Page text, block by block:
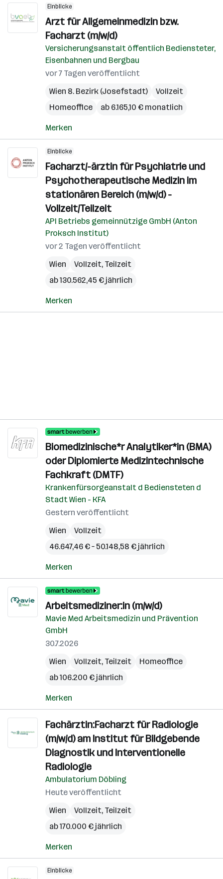
Einblicke
Arzt für Allgemeinmedizin bzw.
Facharzt (m/w/d)
Versicherungsanstalt öffentlich Bediensteter,
Eisenbahnen und Bergbau
vor 7 Tagen veröffentlicht
Wien 8. Bezirk (Josefstadt)
Vollzeit
Homeoffice
ab 6.165,10 € monatlich
Merken
Einblicke
Facharzt/-ärztin für Psychiatrie und
Psychotherapeutische Medizin im
stationären Bereich (m/w/d) -
Vollzeit/Teilzeit
API Betriebs gemeinnützige GmbH (Anton
Proksch Institut)
vor 2 Tagen veröffentlicht
Wien
Vollzeit, Teilzeit
ab 130.562,45 € jährlich
Merken
Biomedizinische*r Analytiker*in (BMA)
oder Diplomierte Medizintechnische
Fachkraft (DMTF)
Krankenfürsorgeanstalt d Bediensteten d
Stadt Wien - KFA
Gestern veröffentlicht
Wien
Vollzeit
46.647,46 € – 50.148,58 € jährlich
Merken
Arbeitsmediziner:in (m/w/d)
Mavie Med Arbeitsmedizin und Prävention
GmbH
30.7.2026
Wien
Vollzeit, Teilzeit
Homeoffice
ab 106.200 € jährlich
Merken
Fachärztin:Facharzt für Radiologie
(m/w/d) am Institut für Bildgebende
Diagnostik und Interventionelle
Radiologie
Ambulatorium Döbling
Heute veröffentlicht
Wien
Vollzeit, Teilzeit
ab 170.000 € jährlich
Merken
Einblicke